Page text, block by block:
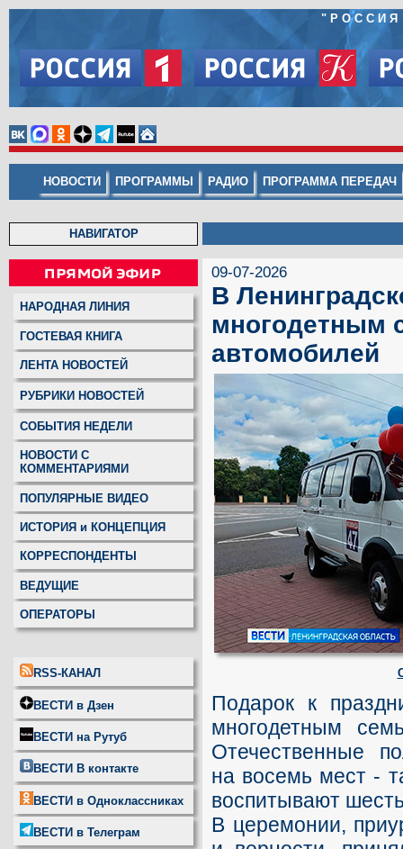
"
НОВОСТИ ПРОГРАММЫ РАДИО ПРОГРАММА ПЕРЕДАЧ
НАВИГАТОР
НАРОДНАЯ ЛИНИЯ
ГОСТЕВАЯ КНИГА
ЛЕНТА НОВОСТЕЙ
РУБРИКИ НОВОСТЕЙ
СОБЫТИЯ НЕДЕЛИ
НОВОСТИ С
КОММЕНТАРИЯМИ
ПОПУЛЯРНЫЕ ВИДЕО
ИСТОРИЯ и КОНЦЕПЦИЯ
КОРРЕСПОНДЕНТЫ
ВЕДУЩИЕ
ОПЕРАТОРЫ
RSS-КАНАЛ
ВЕСТИ в Дзен
ВЕСТИ на Рутуб
ВЕСТИ В контакте
ВЕСТИ в Одноклассниках
ВЕСТИ в Телеграм
09-07-2026
В
многодетным
автомобилей
Подарок к
многодетным
Отечественные
на восемь мест -
воспитывают
В церемонии,